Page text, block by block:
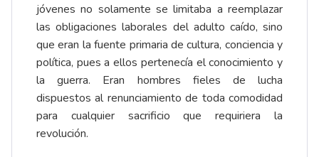
jóvenes no solamente se limitaba a reemplazar
las obligaciones laborales del adulto caído, sino
que eran la fuente primaria de cultura, conciencia y
política, pues a ellos pertenecía el conocimiento y
la guerra. Eran hombres fieles de lucha
dispuestos al renunciamiento de toda comodidad
para cualquier sacrificio que requiriera la
revolución.